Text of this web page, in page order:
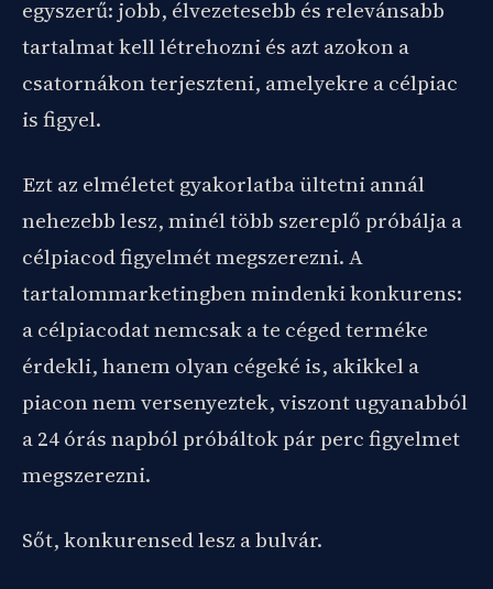
egyszerű: jobb, élvezetesebb és relevánsabb
tartalmat kell létrehozni és azt azokon a
csatornákon terjeszteni, amelyekre a célpiac
is figyel.
Ezt az elméletet gyakorlatba ültetni annál
nehezebb lesz, minél több szereplő próbálja a
célpiacod figyelmét megszerezni. A
tartalommarketingben mindenki konkurens:
a célpiacodat nemcsak a te céged terméke
érdekli, hanem olyan cégeké is, akikkel a
piacon nem versenyeztek, viszont ugyanabból
a 24 órás napból próbáltok pár perc figyelmet
megszerezni.
Sőt, konkurensed lesz a bulvár.